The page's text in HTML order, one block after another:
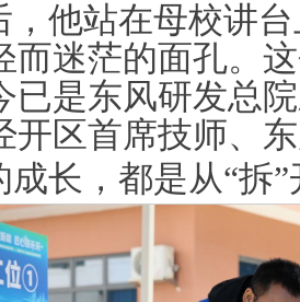
，他站在母校讲
而迷茫的面孔。
已是东风研发总
开区首席技师、
成长，都是从“拆